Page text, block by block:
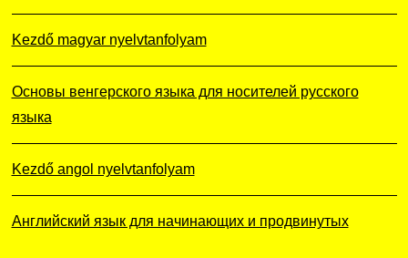
Kezdő magyar nyelvtanfolyam
Основы венгерского языка для носителей русского
языка
Kezdő angol nyelvtanfolyam
Английский язык для начинающих и продвинутых